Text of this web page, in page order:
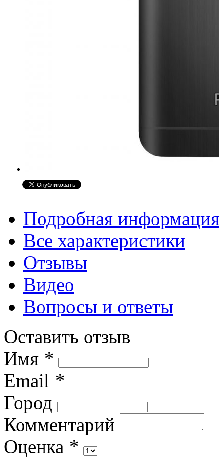
Подробная информация
Все характеристики
Отзывы
Видео
Вопросы и ответы
Оставить отзыв
Имя *
Email *
Город
Комментарий
Оценка *